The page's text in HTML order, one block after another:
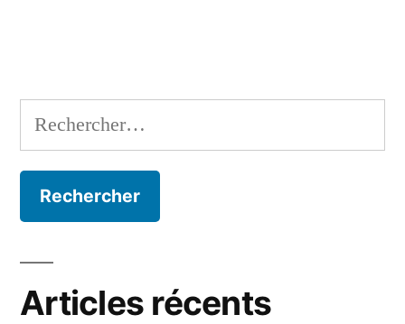
Rechercher :
Articles récents